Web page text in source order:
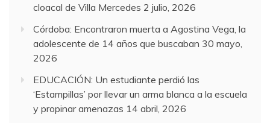
cloacal de Villa Mercedes 2 julio, 2026
Córdoba: Encontraron muerta a Agostina Vega, la
adolescente de 14 años que buscaban 30 mayo,
2026
EDUCACIÓN: Un estudiante perdió las
‘Estampillas’ por llevar un arma blanca a la escuela
y propinar amenazas 14 abril, 2026